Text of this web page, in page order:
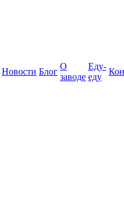
Новости Блог
О
заводе
Еду-
еду